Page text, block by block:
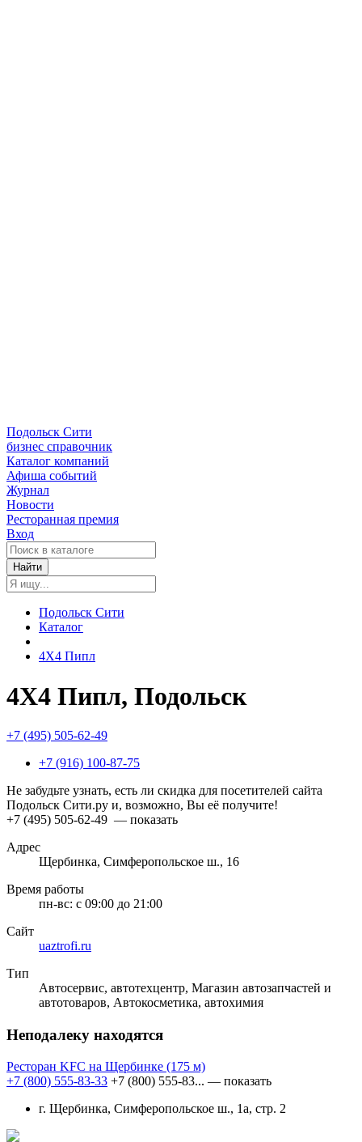
Подольск Сити
бизнес справочник
Каталог компаний
Афиша событий
Журнал
Новости
Ресторанная премия
Вход
Найти
Подольск Сити
Каталог
4Х4 Пипл
4Х4 Пипл, Подольск
+7 (495) 505-62-49
+7 (916) 100-87-75
Не забудьте узнать, есть ли скидка для посетителей сайта
Подольск Сити.ру и, возможно, Вы её получите!
+7 (495) 505-62-49 — показать
Адрес
Щербинка, Симферопольское ш., 16
Время работы
пн-вс: с 09:00 до 21:00
Сайт
uaztrofi.ru
Тип
Автосервис, автотехцентр, Магазин автозапчастей и
автотоваров, Автокосметика, автохимия
Неподалеку находятся
Ресторан KFC на Щербинке (175 м)
+7 (800) 555-83-33 +7 (800) 555-83... — показать
г. Щербинка, Симферопольское ш., 1а, стр. 2